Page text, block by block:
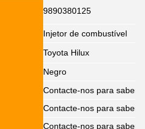
9890380125
Injetor de combustível
Toyota Hilux
Negro
Contacte-nos para saber
Contacte-nos para saber
Contacte-nos para saber